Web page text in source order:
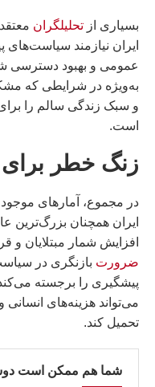
بسیاری از تحلیلگران
ایران نیازمند سیاست‌های
عمومی و بهبود دسترسی
به‌ویژه در شرایطی که
و سبک زندگی سالم را
است.
زنگ خطر
در مجموع، آمارهای
ایران همچنان
افزایش شمار مبتلایان و
ضرورت بازنگری در
پیشگیری را برجسته
می‌تواند هزینه‌های انسانی
تحمیل کند.
شما هم ممکن است